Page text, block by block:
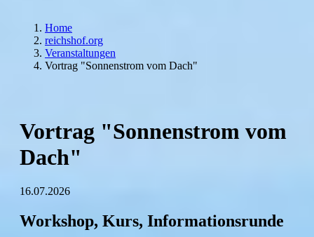
Home
reichshof.org
Veranstaltungen
Vortrag "Sonnenstrom vom Dach"
Vortrag "Sonnenstrom vom
Dach"
16.07.2026
Workshop, Kurs, Informationsrunde